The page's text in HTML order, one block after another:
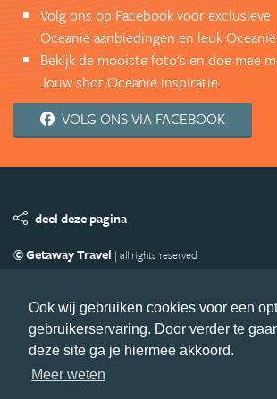
Ook wij gebruiken cookies voor een
gebruikerservaring. Door verder te
deze site ga je hiermee akkoord.
Meer weten
Volg ons op Facebook voor exclusieve
Oceanië aanbiedingen en leuk
Bekijk de mooiste foto's en doe mee
Jouw shot Oceanië inspiratie.
VOLG ONS VIA FACEBOOK
deel deze pagina
© Getaway Travel | all rights reserved
Copyright
Privacy statement Disclaimer
Volg Oceanie.nl
Nieuwsbrief
Facebook